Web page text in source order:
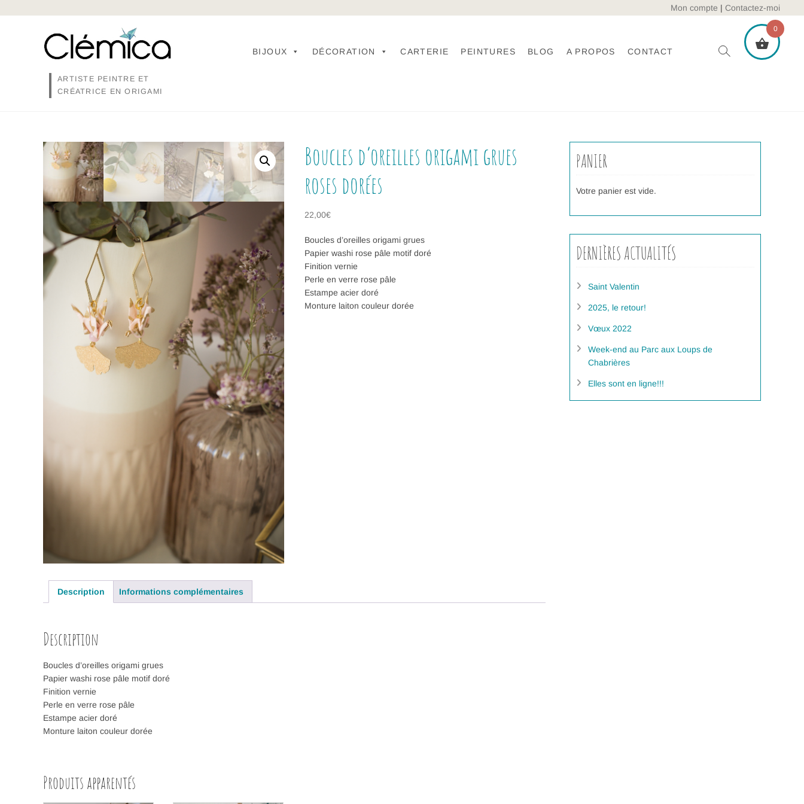
Mon compte | Contactez-moi
ARTISTE PEINTRE ET
CRÉATRICE EN ORIGAMI
BIJOUX DÉCORATION CARTERIE PEINTURES BLOG A PROPOS CONTACT
Boucles d’oreilles origami grues
roses dorées
22,00€
Boucles d’oreilles origami grues
Papier washi rose pâle motif doré
Finition vernie
Perle en verre rose pâle
Estampe acier doré
Monture laiton couleur dorée
Description Informations complémentaires
Description
Boucles d’oreilles origami grues
Papier washi rose pâle motif doré
Finition vernie
Perle en verre rose pâle
Estampe acier doré
Monture laiton couleur dorée
Produits apparentés
PANIER
Votre panier est vide.
DERNIÈRES ACTUALITÉS
Saint Valentin
2025, le retour!
Vœux 2022
Week-end au Parc aux Loups de
Chabrières
Elles sont en ligne!!!
0